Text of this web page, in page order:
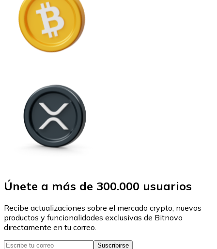
Únete a más de 300.000 usuarios
Recibe actualizaciones sobre el mercado crypto, nuevos
productos y funcionalidades exclusivas de Bitnovo
directamente en tu correo.
Suscribirse